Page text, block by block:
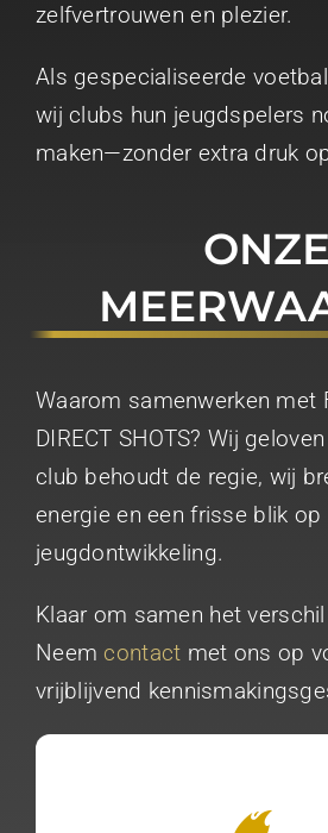
zelfvertrouwen en plezier.
Als gespecialiseerde
wij clubs hun jeugdspelers
maken—zonder extra druk
ONZE
Waarom samenwerken met
DIRECT SHOTS? Wij
club behoudt de regie, wij
energie en een frisse blik op
jeugdontwikkeling.
Klaar om samen het
Neem contact met ons op
vrijblijvend